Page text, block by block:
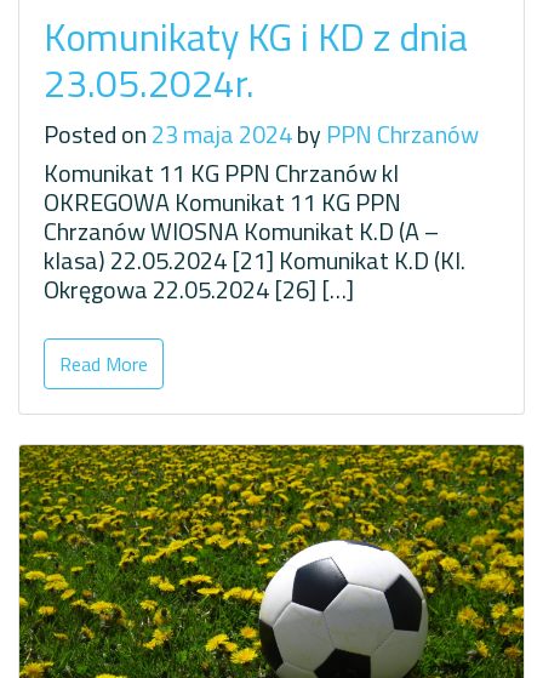
Komunikaty KG i KD z dnia
23.05.2024r.
Posted on23 maja 2024by PPN Chrzanów
Komunikat 11 KG PPN Chrzanów kl
OKREGOWA Komunikat 11 KG PPN
Chrzanów WIOSNA Komunikat K.D (A –
klasa) 22.05.2024 [21] Komunikat K.D (Kl.
Okręgowa 22.05.2024 [26] […]
Read More